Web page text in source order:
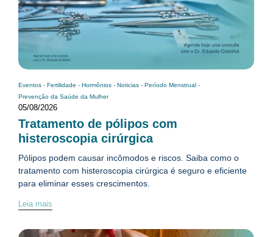
Eventos - Fertilidade - Hormônios - Noticias - Período Menstrual -
Prevenção da Saúde da Mulher
05/08/2026
Tratamento de pólipos com
histeroscopia cirúrgica
Pólipos podem causar incômodos e riscos. Saiba como o
tratamento com histeroscopia cirúrgica é seguro e eficiente
para eliminar esses crescimentos.
Leia mais